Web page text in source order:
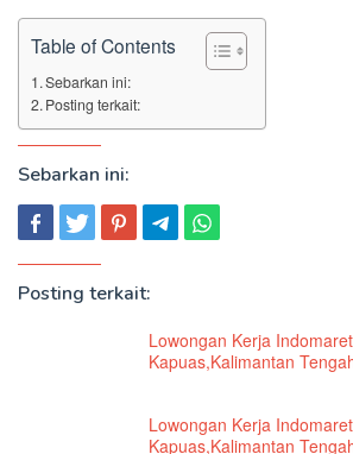
Table of Contents
Sebarkan ini:
Posting terkait:
Sebarkan ini:
Posting terkait:
Lowongan Kerja
Kapuas,Kalimantan
Lowongan Kerja
Kapuas,Kalimantan